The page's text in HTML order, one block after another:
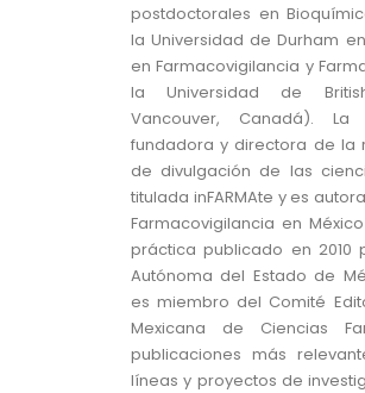
postdoctorales en
la Universidad de Durham
en Farmacovigilancia y
la Universidad de
Vancouver, Canadá).
fundadora y directora de la
de divulgación de las
titulada inFARMAte y es
Farmacovigilancia en
práctica publicado en 2010
Autónoma del Estado de
es miembro del Comité
Mexicana de Ciencias
publicaciones más
líneas y proyectos de